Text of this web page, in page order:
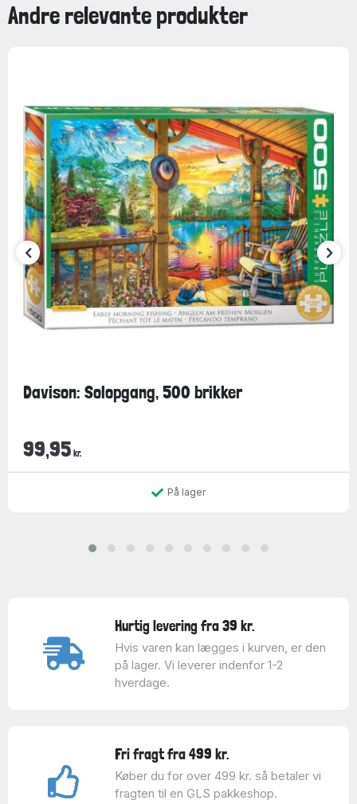
Andre relevante produkter
Davison: Solopgang, 500 brikker
99,95 kr.
På lager
Hurtig levering fra 39 kr.
Hvis varen kan lægges i kurven, er den
på lager. Vi leverer indenfor 1-2
hverdage.
Fri fragt fra 499 kr.
Køber du for over 499 kr. så betaler vi
fragten til en GLS pakkeshop.